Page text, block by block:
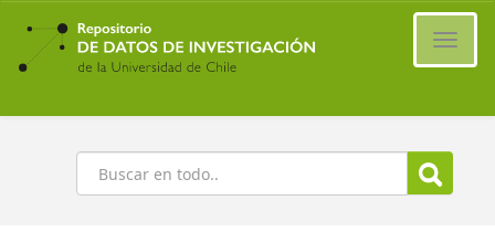
Ir
contenido
principal
Buscar